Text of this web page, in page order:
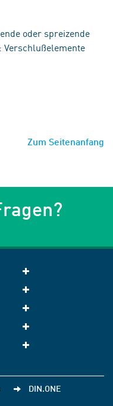
oder spreizende
Verschlußelemente
Zum Seitenanfang
DIN.ONE